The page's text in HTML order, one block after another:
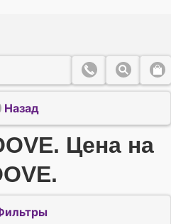
Назад
Цена на